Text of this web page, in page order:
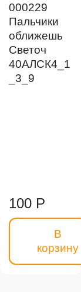
000229
Пальчики
оближешь
Светоч
40АЛСК4_1
_3_9
100 Р
В
корзину